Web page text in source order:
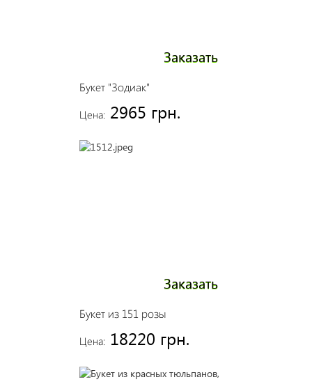
Букет "Зодиак"
Цена: 2965 грн.
Заказать
Букет из 151 розы
Цена: 18220 грн.
Заказать